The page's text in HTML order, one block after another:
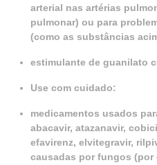
arterial nas artérias
pulmonar) ou para
(como as substâncias
estimulante de guanilato
Use com cuidado:
medicamentos usados
abacavir, atazanavir,
efavirenz, elvitegravir,
causadas por fungos (por